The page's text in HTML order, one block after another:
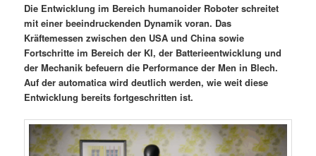
Die Entwicklung im Bereich humanoider Roboter schreitet
mit einer beeindruckenden Dynamik voran. Das
Kräftemessen zwischen den USA und China sowie
Fortschritte im Bereich der KI, der Batterieentwicklung und
der Mechanik befeuern die Performance der Men in Blech.
Auf der automatica wird deutlich werden, wie weit diese
Entwicklung bereits fortgeschritten ist.